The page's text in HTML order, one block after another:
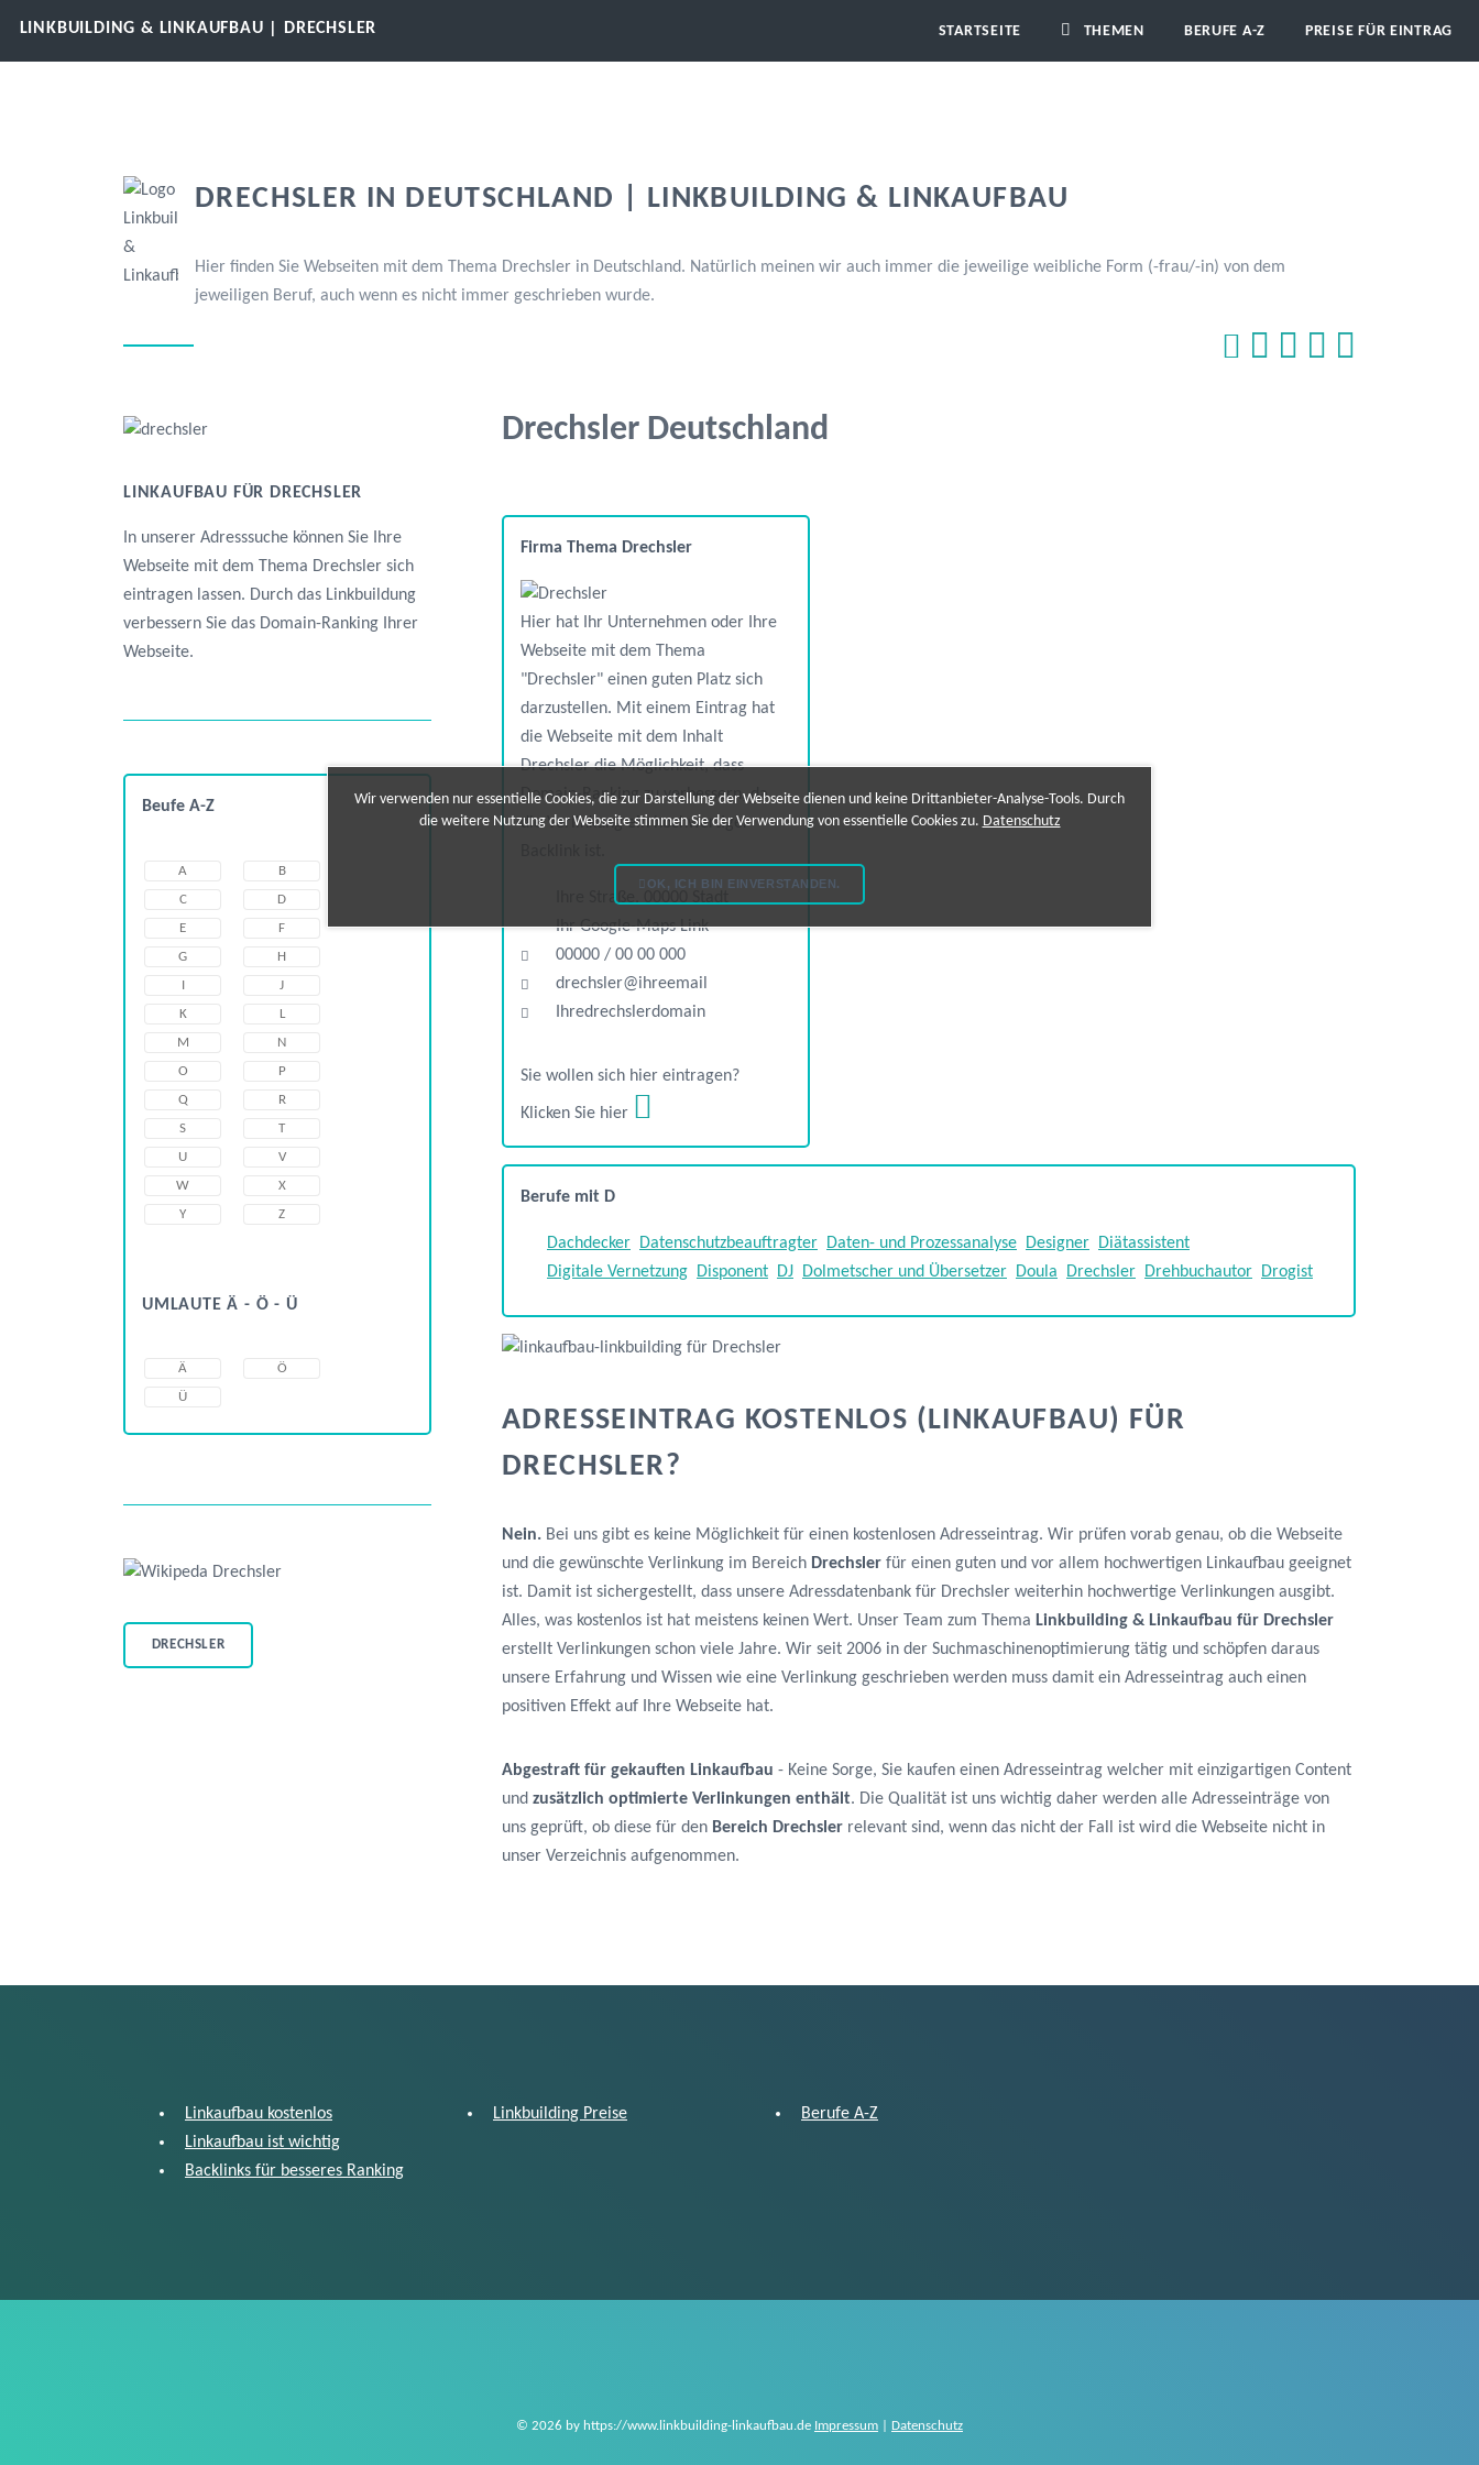
LINKBUILDING & LINKAUFBAU | DRECHSLER STARTSEITE THEMEN BERUFE A-Z PREISE FÜR EINTRAG
DRECHSLER IN DEUTSCHLAND | LINKBUILDING & LINKAUFBAU
Hier finden Sie Webseiten mit dem Thema Drechsler in Deutschland. Natürlich meinen wir auch immer die jeweilige weibliche Form (-frau/-in) von dem
jeweiligen Beruf, auch wenn es nicht immer geschrieben wurde.
Drechsler Deutschland
Firma Thema Drechsler
Hier hat Ihr Unternehmen oder Ihre
Webseite mit dem Thema
"Drechsler" einen guten Platz sich
darzustellen. Mit einem Eintrag hat
die Webseite mit dem Inhalt
Drechsler die Möglichkeit, dass
Domain-Ranking zu verbessern, da
die Verlinkung ein hochwertiger
Ihre Straße, 00000 Stadt
Ihr Google-Maps Link
00000 / 00 00 000
drechsler@ihreemail
Ihredrechslerdomain
Sie wollen sich hier eintragen?
Klicken Sie hier
Berufe mit D
Dachdecker Datenschutzbeauftragter Daten- und Prozessanalyse Designer
Diätassistent
Digitale Vernetzung
Disponent DJ Dolmetscher und Übersetzer Doula Drechsler Drehbuchautor Drogist
ADRESSEINTRAG KOSTENLOS (LINKAUFBAU) FÜR
DRECHSLER?
Nein. Bei uns gibt es keine Möglichkeit für einen kostenlosen Adresseintrag. Wir prüfen vorab genau, ob die Webseite
und die gewünschte Verlinkung im Bereich Drechsler für einen guten und vor allem hochwertigen Linkaufbau geeignet
ist. Damit ist sichergestellt, dass unsere Adressdatenbank für Drechsler weiterhin hochwertige Verlinkungen ausgibt.
Alles, was kostenlos ist hat meistens keinen Wert. Unser Team zum Thema Linkbuilding & Linkaufbau für Drechsler
erstellt Verlinkungen schon viele Jahre. Wir seit 2006 in der Suchmaschinenoptimierung tätig und schöpfen daraus
unsere Erfahrung und Wissen wie eine Verlinkung geschrieben werden muss damit ein Adresseintrag auch einen
positiven Effekt auf Ihre Webseite hat.
Abgestraft für gekauften Linkaufbau - Keine Sorge, Sie kaufen einen Adresseintrag welcher mit einzigartigen Content
und zusätzlich optimierte Verlinkungen enthält. Die Qualität ist uns wichtig daher werden alle Adresseinträge von
uns geprüft, ob diese für den Bereich Drechsler relevant sind, wenn das nicht der Fall ist wird die Webseite nicht in
unser Verzeichnis aufgenommen.
LINKAUFBAU FÜR DRECHSLER
In unserer Adresssuche können Sie Ihre
Webseite mit dem Thema Drechsler sich
eintragen lassen. Durch das Linkbuildung
verbessern Sie das Domain-Ranking Ihrer
Webseite.
Beufe A-Z
A
B
C
D
E
F
G
H
I
J
K
L
M
N
O
P
Q
R
S
T
U
V
W
X
Y
Z
UMLAUTE Ä - Ö - Ü
Ä
Ö
Ü
DRECHSLER
Linkaufbau kostenlos
Linkaufbau ist wichtig
Backlinks für besseres Ranking
Linkbuilding Preise Berufe A-Z
© 2026 by https://www.linkbuilding-linkaufbau.de Impressum Datenschutz
Wir verwenden nur essentielle Cookies, die zur Darstellung der Webseite dienen und keine Drittanbieter-Analyse-Tools. Durch
die weitere Nutzung der Webseite stimmen Sie der Verwendung von essentielle Cookies zu. Datenschutz
OK, ICH BIN EINVERSTANDEN.